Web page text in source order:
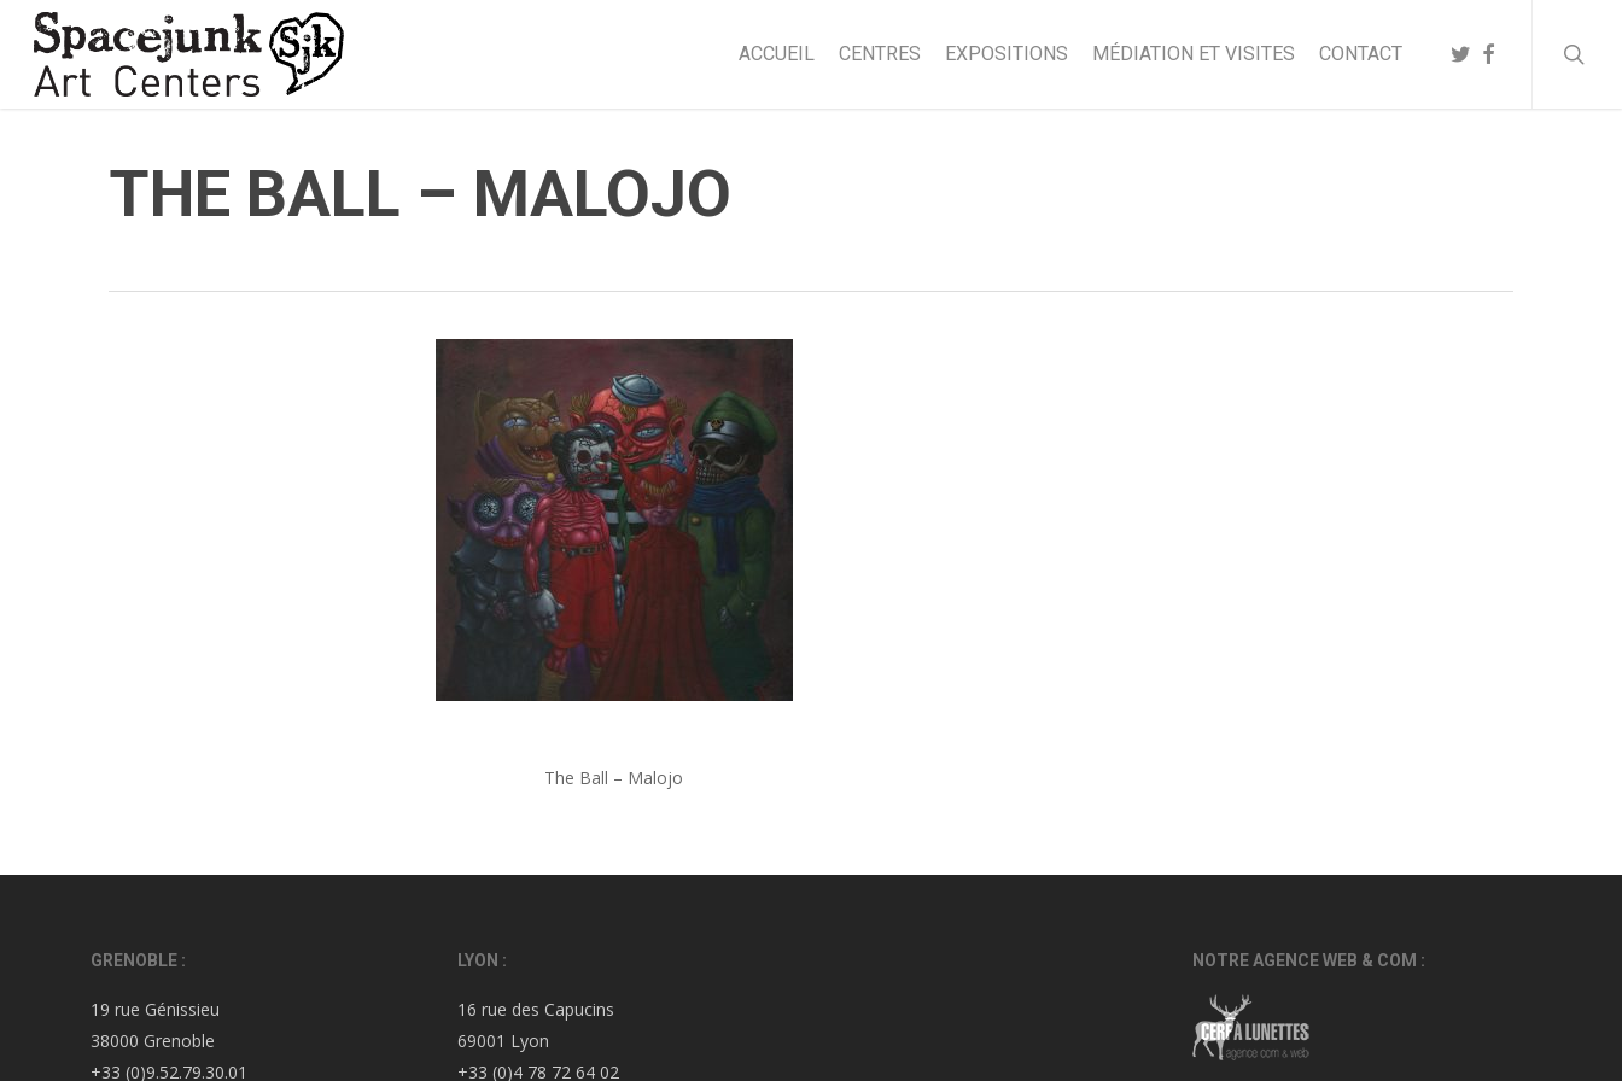
ACCUEIL CENTRES EXPOSITIONS MÉDIATION ET VISITES CONTACT TWITTER
FACEBOOK
THE BALL – MALOJO
The Ball – Malojo
GRENOBLE :
19 rue Génissieu
38000 Grenoble
+33 (0)9.52.79.30.01
LYON :
16 rue des Capucins
69001 Lyon
+33 (0)4 78 72 64 02
NOTRE AGENCE WEB & COM :